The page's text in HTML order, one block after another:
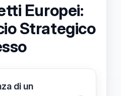
Europei:
Strategico
di un